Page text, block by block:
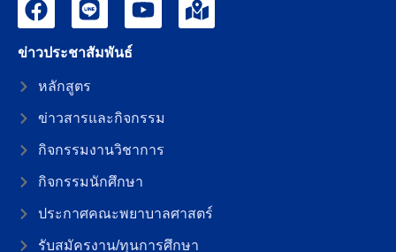
ข่าวประชาสัมพันธ์
หลักสูตร
ข่าวสารและกิจกรรม
กิจกรรมงานวิชาการ
กิจกรรมนักศึกษา
ประกาศคณะพยาบาลศาสตร์
รับสมัครงาน/ทุนการศึกษา